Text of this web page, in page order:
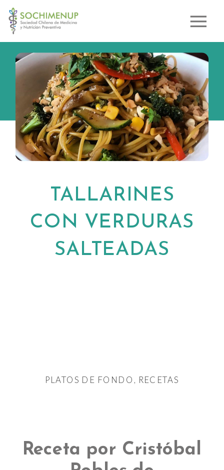
TALLARINES
CON VERDURAS
SALTEADAS
PLATOS DE FONDO , RECETAS
Receta por Cristóbal